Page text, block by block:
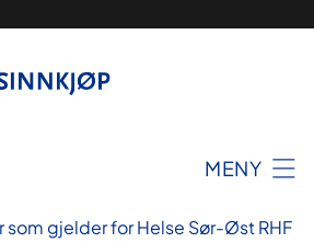
MENY
som gjelder for Helse Sør-Øst RHF